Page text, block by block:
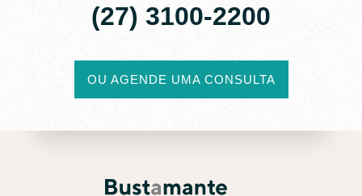
(27) 3100-2200​
OU AGENDE UMA CONSULTA